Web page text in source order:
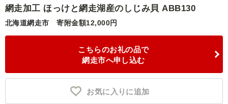
ランキング
控除額シミュレータ
網走加工 ほっけと網走湖産のしじみ貝 ABB130
北海道網走市 寄附金額12,000円
こちらのお礼の品で
網走市へ申し込む
お気に入りに追加